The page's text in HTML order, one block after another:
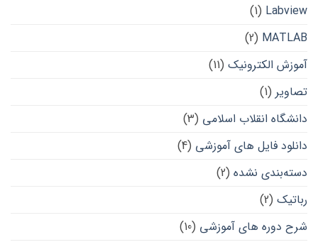
Labview
(1)
MATLAB
(2)
آموزش الکترونیک (11)
تصاویر (1)
دانشگاه انقلاب اسلامی (3)
دانلود فایل های آموزشی (4)
دسته‌بندی نشده (2)
رباتیک (2)
شرح دوره های آموزشی (10)